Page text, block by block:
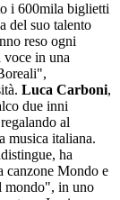
i 600mila biglietti
del suo talento
reso ogni
voce in una
Luca Carboni,
due inni
al
musica italiana.
ha
canzone Mondo e
mondo", in uno